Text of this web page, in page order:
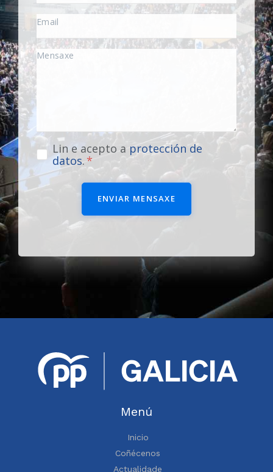
Lin e acepto a protección de
datos.
ENVIAR MENSAXE
Menú
Inicio
Coñécenos
Actualidade